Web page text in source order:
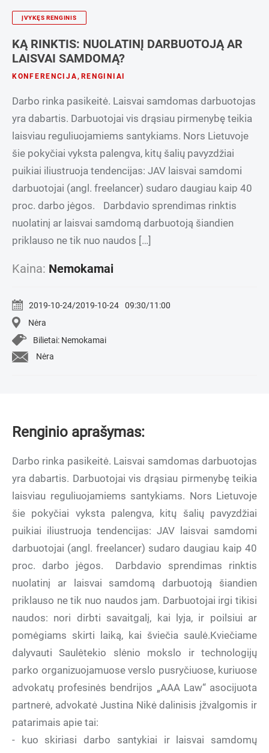
ĮVYKĘS RENGINIS
KĄ RINKTIS: NUOLATINĮ DARBUOTOJĄ AR
LAISVAI SAMDOMĄ?
KONFERENCIJA, RENGINIAI
Darbo rinka pasikeitė. Laisvai samdomas darbuotojas
yra dabartis. Darbuotojai vis drąsiau pirmenybę teikia
laisviau reguliuojamiems santykiams. Nors Lietuvoje
šie pokyčiai vyksta palengva, kitų šalių pavyzdžiai
puikiai iliustruoja tendencijas: JAV laisvai samdomi
darbuotojai (angl. freelancer) sudaro daugiau kaip 40
proc. darbo jėgos. Darbdavio sprendimas rinktis
nuolatinį ar laisvai samdomą darbuotoją šiandien
priklauso ne tik nuo naudos […]
Kaina: Nemokamai
2019-10-24/2019-10-24
09:30/11:00
Nėra
Bilietai: Nemokamai
Nėra
Renginio aprašymas:
Darbo rinka pasikeitė. Laisvai samdomas darbuotojas
yra dabartis. Darbuotojai vis drąsiau pirmenybę teikia
laisviau reguliuojamiems santykiams. Nors Lietuvoje
šie pokyčiai vyksta palengva, kitų šalių pavyzdžiai
puikiai iliustruoja tendencijas: JAV laisvai samdomi
darbuotojai (angl. freelancer) sudaro daugiau kaip 40
proc. darbo jėgos. Darbdavio sprendimas rinktis
nuolatinį ar laisvai samdomą darbuotoją šiandien
priklauso ne tik nuo naudos jam. Darbuotojai irgi tikisi
naudos: nori dirbti savaitgalį, kai lyja, ir poilsiui ar
pomėgiams skirti laiką, kai šviečia saulė.Kviečiame
dalyvauti Saulėtekio slėnio mokslo ir technologijų
parko organizuojamuose verslo pusryčiuose, kuriuose
advokatų profesinės bendrijos „AAA Law“ asocijuota
partnerė, advokatė Justina Nikė dalinisis įžvalgomis ir
patarimais apie tai:
- kuo skiriasi darbo santykiai ir laisvai samdomų